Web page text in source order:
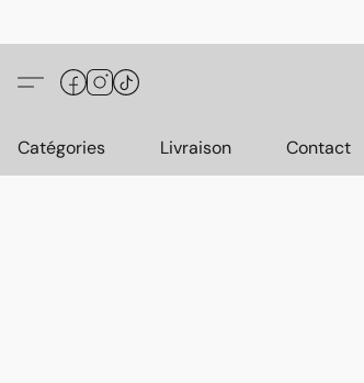
Catégories Livraison Contact